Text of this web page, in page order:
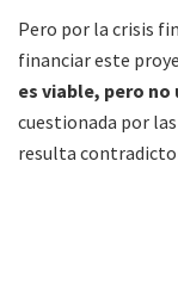
Pero por la crisis
financiar este
es viable, pero
cuestionada por
resulta